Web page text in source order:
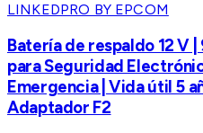
LINKEDPRO BY EPCOM
Batería de respaldo 12 V |
para Seguridad
Emergencia | Vida útil 5
Adaptador F2